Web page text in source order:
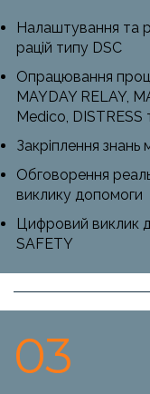
Налаштування та
рацій типу DSC
Опрацювання
MAYDAY RELAY,
Medico,
Закріплення знань
Обговорення
виклику допомоги
Цифровий виклик
SAFETY
03